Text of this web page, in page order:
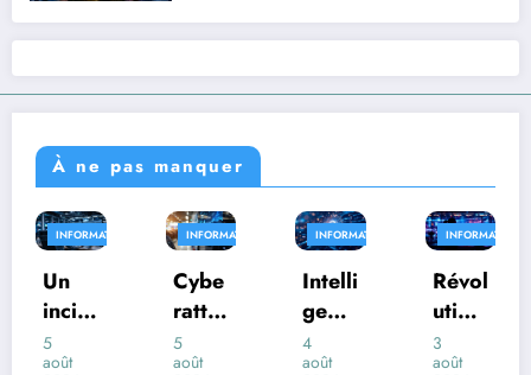
À ne pas manquer
INFORMATIQUE
ratta
INFORMATIQUE
Intelli
genc
INFORMATIQUE
Révol
ution
Entre
prise